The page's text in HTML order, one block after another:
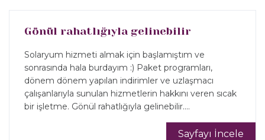
Gönül rahatlığıyla gelinebilir
Solaryum hizmeti almak için başlamıştım ve
sonrasında hala burdayım :) Paket programları,
dönem dönem yapılan indirimler ve uzlaşmacı
çalışanlarıyla sunulan hizmetlerin hakkını veren sıcak
bir işletme. Gönül rahatlığıyla gelinebilir....
Sayfayı İncele